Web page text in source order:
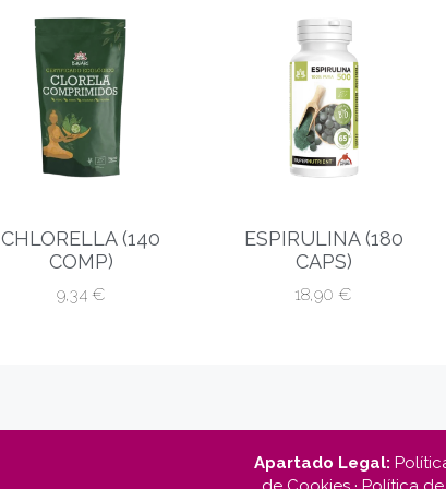
CHLORELLA (140
COMP)
9,34 €
ESPIRULINA (180
CAPS)
18,90€
Apartado Legal: